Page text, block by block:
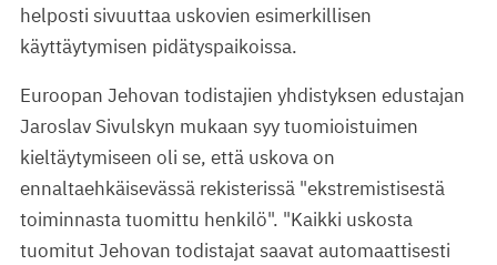
helposti sivuuttaa uskovien esimerkillisen
käyttäytymisen pidätyspaikoissa.
Euroopan Jehovan todistajien yhdistyksen edustajan
Jaroslav Sivulskyn mukaan syy tuomioistuimen
kieltäytymiseen oli se, että uskova on
ennaltaehkäisevässä rekisterissä "ekstremistisestä
toiminnasta tuomittu henkilö". "Kaikki uskosta
tuomitut Jehovan todistajat saavat automaattisesti